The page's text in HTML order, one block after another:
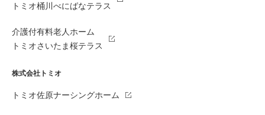
トミオ桶川べにばなテラス
介護付有料老人ホーム
トミオさいたま桜テラス
株式会社トミオ
トミオ佐原ナーシングホーム